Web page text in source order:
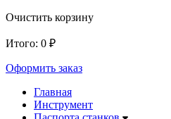
Очистить корзину
Итого: 0 ₽
Оформить заказ
Главная
Инструмент